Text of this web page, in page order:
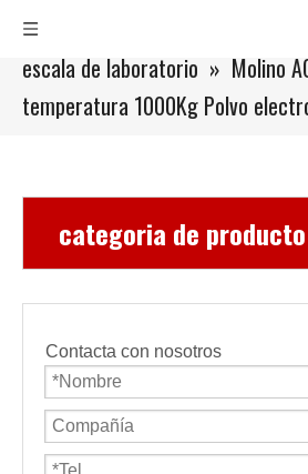
Usted está aquí:
escala de laboratorio » Molino
temperatura 1000Kg Polvo
categoria de producto
Contacta con nosotros